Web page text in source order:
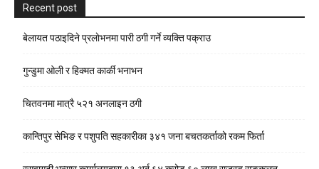
Recent post
बेलायत पठाइदिने प्रलाेभनमा पारी ठगी गर्ने व्यक्ति पक्राउ
गुन्डुमा ओली र हिक्मत कार्की भनाभन
चितवनमा मात्रै ५२१ अनलाइन ठगी
कान्तिपुर सेभिङ र पशुपति सहकारीका ३४१ जना बचतकर्ताको रकम फिर्ता